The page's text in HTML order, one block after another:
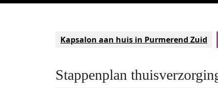
Kapsalon aan huis in Purmerend Zuid
Stappenplan